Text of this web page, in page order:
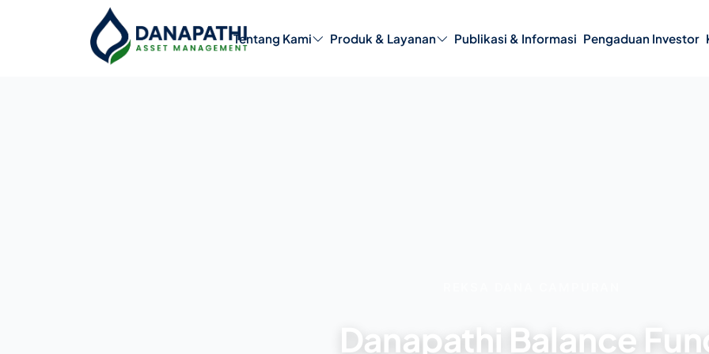
Tentang Kami Produk & Layanan Publikasi & Informasi Pengaduan Investor
Danapathi Balance